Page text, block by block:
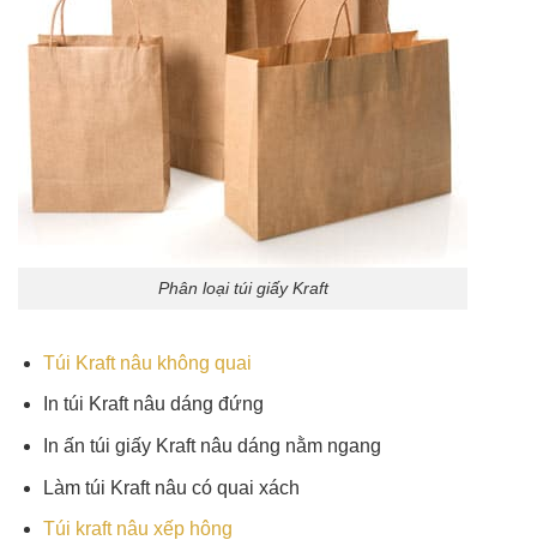
Phân loại túi giấy Kraft
Túi Kraft nâu không quai
In túi Kraft nâu dáng đứng
In ấn túi giấy Kraft nâu dáng nằm ngang
Làm túi Kraft nâu có quai xách
Túi kraft nâu xếp hông